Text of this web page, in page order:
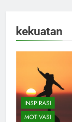
kekuatan
INSPIRASI
MOTIVASI